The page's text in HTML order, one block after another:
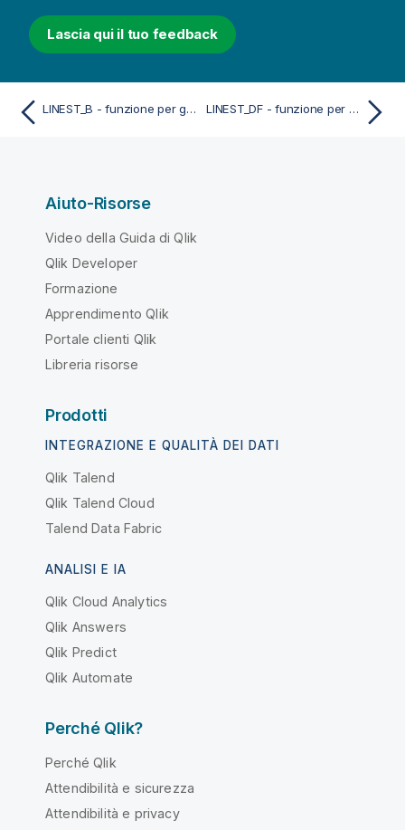
Lascia qui il tuo feedback
LINEST_B - funzione per grafici LINEST_DF - funzione per grafici
Aiuto-Risorse
Video della Guida di Qlik
Qlik Developer
Formazione
Apprendimento Qlik
Portale clienti Qlik
Libreria risorse
Prodotti
INTEGRAZIONE E QUALITÀ DEI DATI
Qlik Talend
Qlik Talend Cloud
Talend Data Fabric
ANALISI E IA
Qlik Cloud Analytics
Qlik Answers
Qlik Predict
Qlik Automate
Perché Qlik?
Perché Qlik
Attendibilità e sicurezza
Attendibilità e privacy